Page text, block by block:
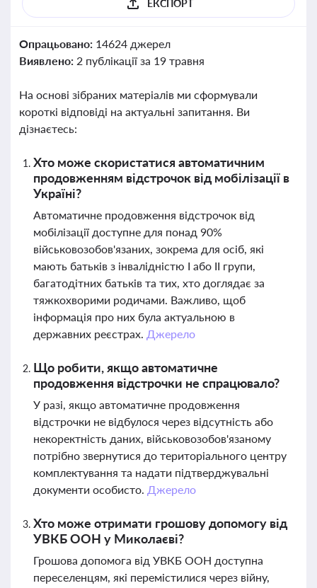
ЕКСПОРТ
Опрацьовано: 14624 джерел
Виявлено: 2 публікації за 19 травня
На основі зібраних матеріалів ми сформували
короткі відповіді на актуальні запитання. Ви
дізнаєтесь:
Хто може скористатися автоматичним
продовженням відстрочок від мобілізації в
Україні?
Автоматичне продовження відстрочок від
мобілізації доступне для понад 90%
військовозобов'язаних, зокрема для осіб, які
мають батьків з інвалідністю І або ІІ групи,
багатодітних батьків та тих, хто доглядає за
тяжкохворими родичами. Важливо, щоб
інформація про них була актуальною в
державних реєстрах. Джерело
Що робити, якщо автоматичне
продовження відстрочки не спрацювало?
У разі, якщо автоматичне продовження
відстрочки не відбулося через відсутність або
некоректність даних, військовозобов'язаному
потрібно звернутися до територіального центру
комплектування та надати підтверджувальні
документи особисто. Джерело
Хто може отримати грошову допомогу від
УВКБ ООН у Миколаєві?
Грошова допомога від УВКБ ООН доступна
переселенцям, які перемістилися через війну,